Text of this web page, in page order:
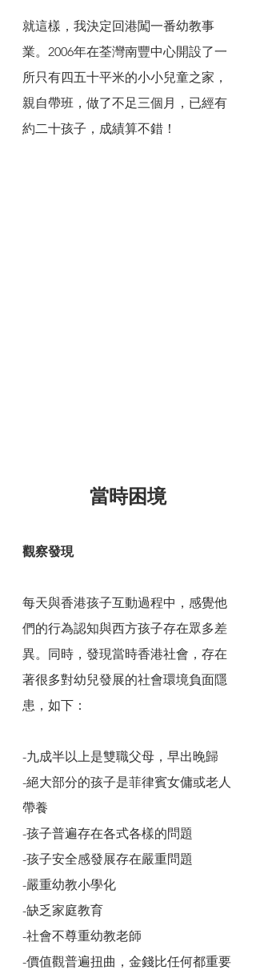
就這樣，我決定回港闖一番幼教事
業。2006年在荃灣南豐中心開設了一
所只有四五十平米的小小兒童之家，
親自帶班，做了不足三個月，已經有
約二十孩子，成績算不錯！
當時困境
觀察發現
每天與香港孩子互動過程中，感覺他
們的行為認知與西方孩子存在眾多差
異。同時，發現當時香港社會，存在
著很多對幼兒發展的社會環境負面隱
患，如下：
-九成半以上是雙職父母，早出晚歸
-絕大部分的孩子是菲律賓女傭或老人
帶養
-孩子普遍存在各式各樣的問題
-孩子安全感發展存在嚴重問題
-嚴重幼教小學化
-缺乏家庭教育
-社會不尊重幼教老師
-價值觀普遍扭曲，金錢比任何都重要